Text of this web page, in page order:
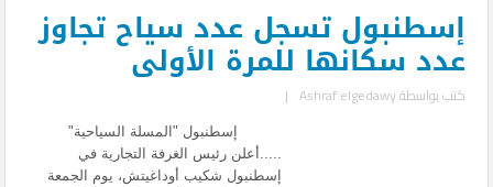
إسطنبول تسجل عدد سياح تجاوز
عدد سكانها للمرة الأولى
كتب بواسطةAshraf elgedawy
|
إسطنبول "المسلة السياحية"
.....أعلن رئيس الغرفة التجارية في
إسطنبول شكيب أوداغيتش، يوم الجمعة